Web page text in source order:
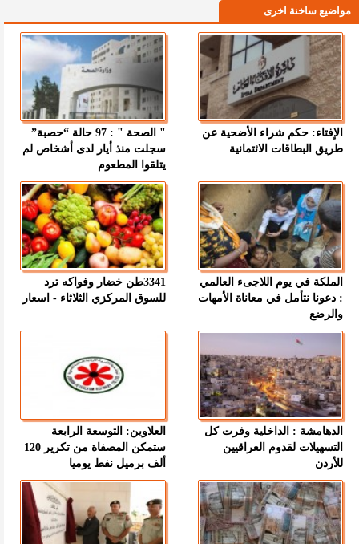
مواضيع ساخنة اخرى
الإفتاء: حكم شراء الأضحية عن
طريق البطاقات الائتمانية
" الصحة " : 97 حالة “حصبة”
سجلت منذ أيار لدى أشخاص لم
يتلقوا المطعوم
الملكة في يوم اللاجىء العالمي
: دعونا نتأمل في معاناة الأمهات
والرضع
3341طن خضار وفواكه ترد
للسوق المركزي الثلاثاء - اسعار
الدهامشة : الداخلية وفرت كل
التسهيلات لقدوم العراقيين
للأردن
العلاوين: التوسعة الرابعة
ستمكن المصفاة من تكرير 120
ألف برميل نفط يوميا